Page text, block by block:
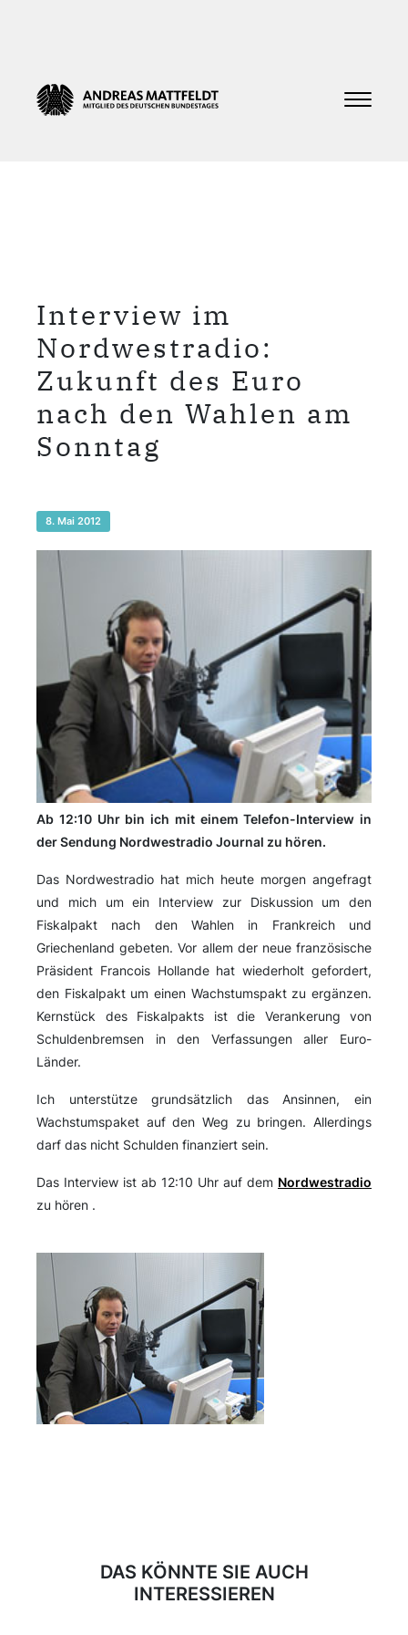
Interview im
Nordwestradio:
Zukunft des Euro
nach den Wahlen am
Sonntag
8. Mai 2012
Ab 12:10 Uhr bin ich mit einem Telefon-Interview in
der Sendung Nordwestradio Journal zu hören.
Das Nordwestradio hat mich heute morgen angefragt
und mich um ein Interview zur Diskussion um den
Fiskalpakt nach den Wahlen in Frankreich und
Griechenland gebeten. Vor allem der neue französische
Präsident Francois Hollande hat wiederholt gefordert,
den Fiskalpakt um einen Wachstumspakt zu ergänzen.
Kernstück des Fiskalpakts ist die Verankerung von
Schuldenbremsen in den Verfassungen aller Euro-
Länder.
Ich unterstütze grundsätzlich das Ansinnen, ein
Wachstumspaket auf den Weg zu bringen. Allerdings
darf das nicht Schulden finanziert sein.
Das Interview ist ab 12:10 Uhr auf dem Nordwestradio
zu hören .
DAS KÖNNTE SIE AUCH
INTERESSIEREN